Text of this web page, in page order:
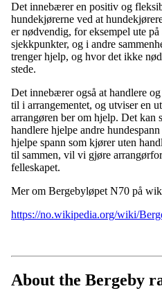
Det innebærer en positiv og
hundekjørerne ved at
er nødvendig, for eksempel ute
sjekkpunkter, og i andre
trenger hjelp, og hvor det ikke
stede.
Det innebærer også at handlere
til i arrangementet, og utviser en
arrangøren ber om hjelp. Det kan
handlere hjelpe andre
hjelpe spann som kjører uten
til sammen, vil vi gjøre
felleskapet.
Mer om Bergebyløpet N70 på
https://no.wikipedia.org/wiki/
About the Bergeby